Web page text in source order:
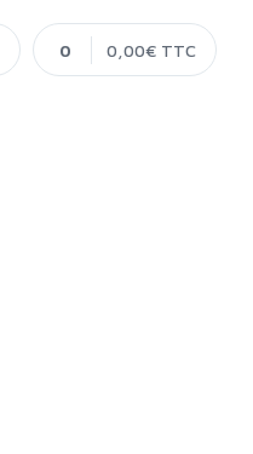
0 0,00€ TTC